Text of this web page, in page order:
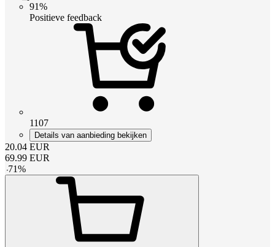
91%
Positieve feedback
1107
Details van aanbieding bekijken
20.04 EUR
69.99 EUR
-71%